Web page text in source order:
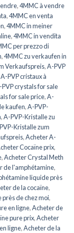
,4MMC à vendre
,4MMC en venta
,4MMC in meiner
,4MMC in vendita
per prezzo di
,4MMC zu verkaufen in
Verkaufspreis,A-PVP
A-PVP cristaux à
crystals for sale
for sale price,A-
kaufen,A-PVP-
,A-PVP-Kristalle zu
Kristalle zum
,Acheter A-
Cocaïne prix,
,Acheter Crystal Meth
de l'amphétamine,
liquide près
de la cocaïne,
près de chez moi,
en ligne,Acheter de
pure prix,Acheter
ligne,Acheter de la